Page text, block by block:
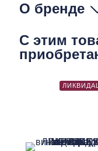
О бренде
С этим